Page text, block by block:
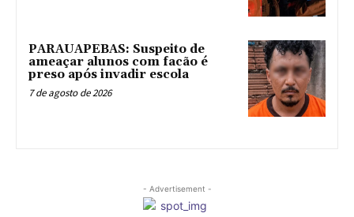
PARAUAPEBAS: Suspeito de
ameaçar alunos com facão é
preso após invadir escola
7 de agosto de 2026
- Advertisement -